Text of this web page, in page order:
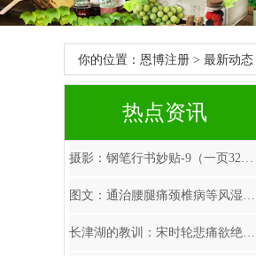
你的位置： 恩博注册 > 最新动态
热点资讯
摄影：钢笔行书妙贴-9（一页32字）
图文：通治腰腿痛颈椎病等风湿骨病神方
长津湖的教训：宋时轮悲痛欲绝，张仁初做检查，吴大林差点被枪毙